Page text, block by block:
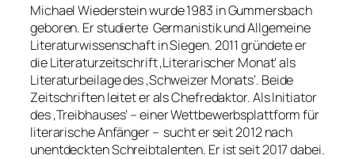
Michael Wiederstein wurde 1983 in Gummersbach
geboren. Er studierte Germanistik und Allgemeine
Literaturwissenschaft in Siegen. 2011 gründete er
die Literaturzeitschrift ‚Literarischer Monat‘ als
Literaturbeilage des ‚Schweizer Monats‘. Beide
Zeitschriften leitet er als Chefredaktor. Als Initiator
des ‚Treibhauses‘ – einer Wettbewerbsplattform für
literarische Anfänger – sucht er seit 2012 nach
unentdeckten Schreibtalenten. Er ist seit 2017 dabei.